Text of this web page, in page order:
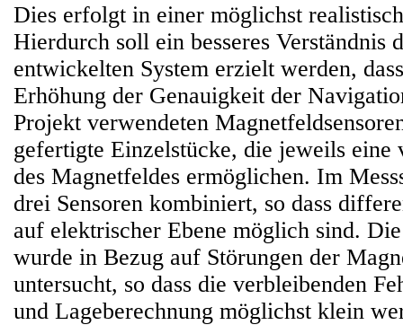
Dies erfolgt in einer möglichst
Hierdurch soll ein besseres Verständnis
entwickelten System erzielt werden,
Erhöhung der Genauigkeit der
Projekt verwendeten
gefertigte Einzelstücke, die jeweils eine
des Magnetfeldes ermöglichen. Im
drei Sensoren kombiniert, so dass
auf elektrischer Ebene möglich sind.
wurde in Bezug auf Störungen der
untersucht, so dass die verbleibenden
und Lageberechnung möglichst klein